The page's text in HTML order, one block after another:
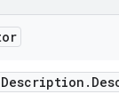
Description .